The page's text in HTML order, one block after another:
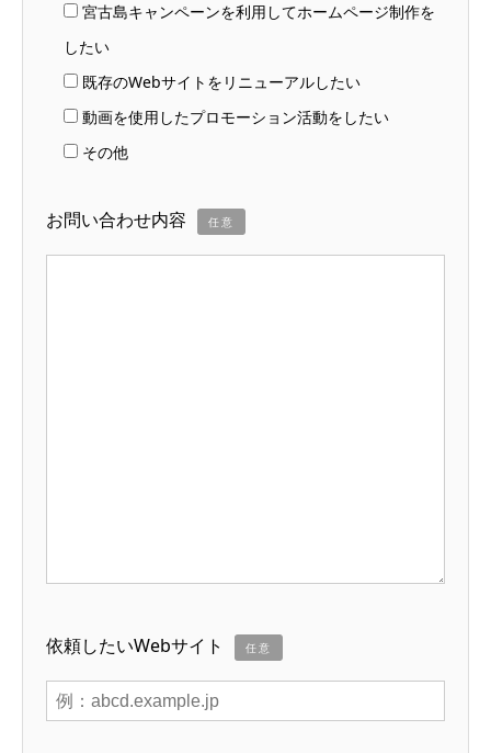
宮古島キャンペーンを利用してホームページ制作を
したい
既存のWebサイトをリニューアルしたい
動画を使用したプロモーション活動をしたい
その他
お問い合わせ内容 任意
依頼したいWebサイト 任意